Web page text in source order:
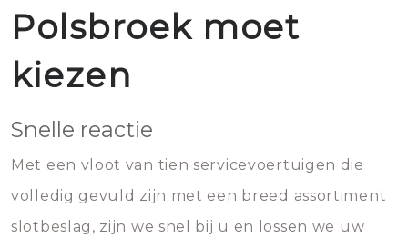
Polsbroek moet
kiezen
Snelle reactie
Met een vloot van tien servicevoertuigen die
volledig gevuld zijn met een breed assortiment
slotbeslag, zijn we snel bij u en lossen we uw